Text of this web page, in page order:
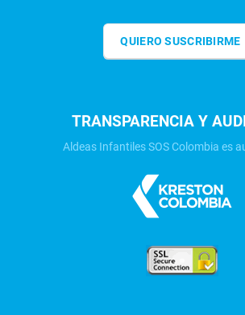
QUIERO SUSCRIBIRME
TRANSPARENCIA Y
Aldeas Infantiles SOS Colombia es